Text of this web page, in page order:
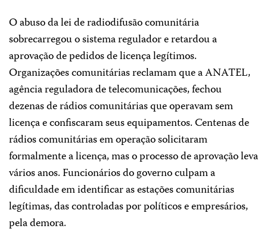
O abuso da lei de radiodifusão comunitária
sobrecarregou o sistema regulador e retardou a
aprovação de pedidos de licença legítimos.
Organizações comunitárias reclamam que a ANATEL,
agência reguladora de telecomunicações, fechou
dezenas de rádios comunitárias que operavam sem
licença e confiscaram seus equipamentos. Centenas de
rádios comunitárias em operação solicitaram
formalmente a licença, mas o processo de aprovação leva
vários anos. Funcionários do governo culpam a
dificuldade em identificar as estações comunitárias
legítimas, das controladas por políticos e empresários,
pela demora.